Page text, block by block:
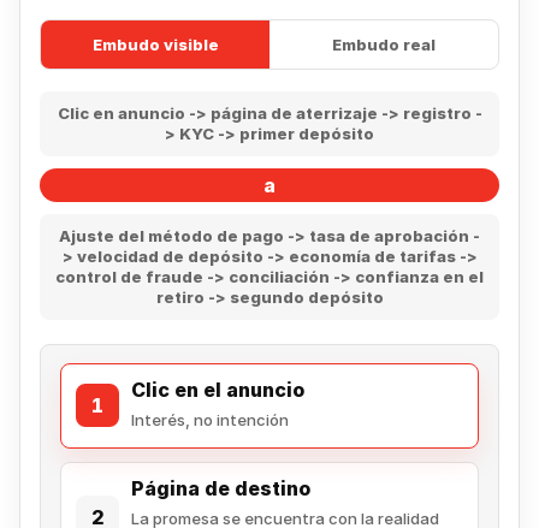
Embudo visible Embudo real
Clic en anuncio -> página de aterrizaje -> registro -
> KYC -> primer depósito
a
Ajuste del método de pago -> tasa de aprobación -
> velocidad de depósito -> economía de tarifas ->
control de fraude -> conciliación -> confianza en el
retiro -> segundo depósito
1
Clic en el anuncio
Interés, no intención
2
Página de destino
La promesa se encuentra con la realidad